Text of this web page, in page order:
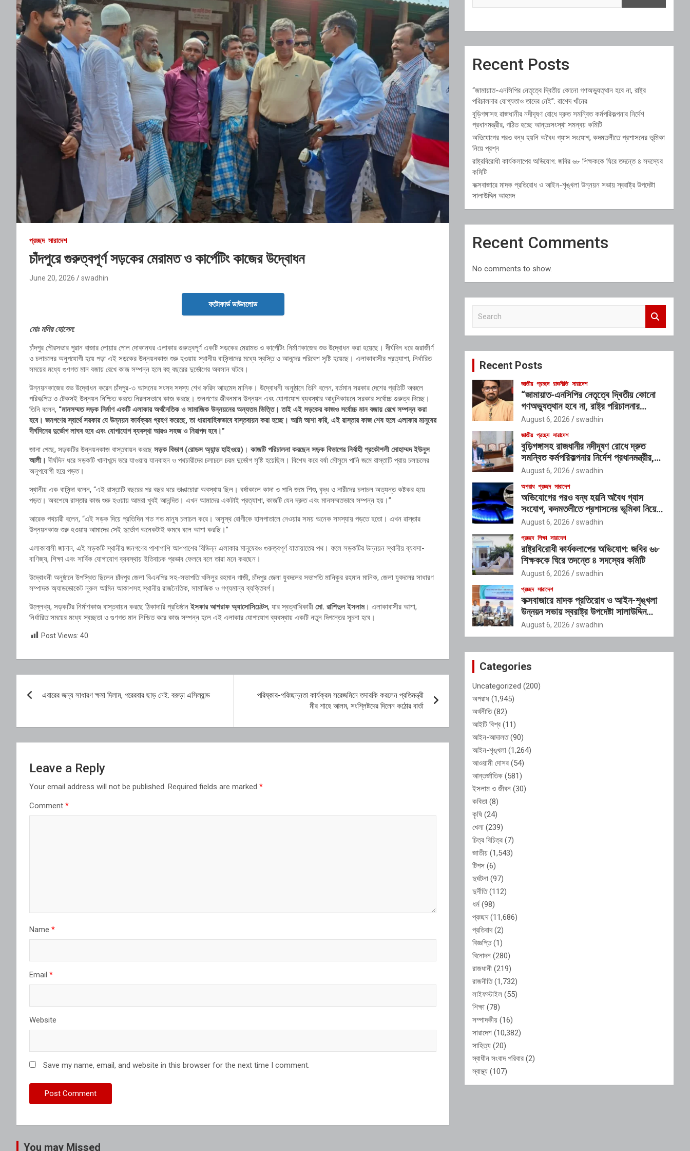
প্রচ্ছদ সারাদেশ
চাঁদপুরে গুরুত্বপূর্ণ সড়কের মেরামত ও কার্পেটিং কাজের উদ্বোধন
June 20, 2026 swadhin
ফটোকার্ড ডাউনলোড
মোঃ মনির হোসেন:
চাঁদপুর পৌরসভার পুরান বাজার লোয়ার পোল দোকানঘর এলাকার গুরুত্বপূর্ণ একটি সড়কের মেরামত ও কার্পেটিং নির্মাণকাজের শুভ উদ্বোধন করা হয়েছে। দীর্ঘদিন ধরে জরাজীর্ণ
ও চলাচলের অনুপযোগী হয়ে পড়া এই সড়কের উন্নয়নকাজ শুরু হওয়ায় স্থানীয় বাসিন্দাদের মধ্যে স্বস্তি ও আনন্দের পরিবেশ সৃষ্টি হয়েছে। এলাকাবাসীর প্রত্যাশা, নির্ধারিত
সময়ের মধ্যে গুণগত মান বজায় রেখে কাজ সম্পন্ন হলে বহু বছরের দুর্ভোগের অবসান ঘটবে।
উন্নয়নকাজের শুভ উদ্বোধন করেন চাঁদপুর-৩ আসনের সংসদ সদস্য শেখ ফরিদ আহমেদ মানিক। উদ্বোধনী অনুষ্ঠানে তিনি বলেন, বর্তমান সরকার দেশের প্রতিটি অঞ্চলে
পরিকল্পিত ও টেকসই উন্নয়ন নিশ্চিত করতে নিরলসভাবে কাজ করছে। জনগণের জীবনমান উন্নয়ন এবং যোগাযোগ ব্যবস্থার আধুনিকায়নে সরকার সর্বোচ্চ গুরুত্ব দিচ্ছে।
তিনি বলেন, “মানসম্মত সড়ক নির্মাণ একটি এলাকার অর্থনৈতিক ও সামাজিক উন্নয়নের অন্যতম ভিত্তি। তাই এই সড়কের কাজও সর্বোচ্চ মান বজায় রেখে সম্পন্ন করা
হবে। জনগণের স্বার্থে সরকার যে উন্নয়ন কার্যক্রম গ্রহণ করেছে, তা ধারাবাহিকভাবে বাস্তবায়ন করা হচ্ছে। আমি আশা করি, এই রাস্তার কাজ শেষ হলে এলাকার মানুষের
দীর্ঘদিনের দুর্ভোগ লাঘব হবে এবং যোগাযোগ ব্যবস্থা আরও সহজ ও নিরাপদ হবে।”
জানা গেছে, সড়কটির উন্নয়নকাজ বাস্তবায়ন করছে সড়ক বিভাগ (রোডস অ্যান্ড হাইওয়ে) । কাজটি পরিচালনা করছেন সড়ক বিভাগের নির্বাহী প্রকৌশলী মোহাম্মদ ইউনুস
আলী। দীর্ঘদিন ধরে সড়কটি খানাখন্দে ভরে যাওয়ায় যানবাহন ও পথচারীদের চলাচলে চরম দুর্ভোগ সৃষ্টি হয়েছিল। বিশেষ করে বর্ষা মৌসুমে পানি জমে রাস্তাটি প্রায় চলাচলের
অনুপযোগী হয়ে পড়ত।
স্থানীয় এক বাসিন্দা বলেন, “এই রাস্তাটি বছরের পর বছর ধরে ভাঙাচোরা অবস্থায় ছিল। বর্ষাকালে কাদা ও পানি জমে শিশু, বৃদ্ধ ও নারীদের চলাচল অত্যন্ত কষ্টকর হয়ে
পড়ত। অবশেষে রাস্তার কাজ শুরু হওয়ায় আমরা খুবই আনন্দিত। এখন আমাদের একটাই প্রত্যাশা, কাজটি যেন দ্রুত এবং মানসম্মতভাবে সম্পন্ন হয়।”
আরেক পথচারী বলেন, “এই সড়ক দিয়ে প্রতিদিন শত শত মানুষ চলাচল করে। অসুস্থ রোগীকে হাসপাতালে নেওয়ার সময় অনেক সমস্যায় পড়তে হতো। এখন রাস্তার
উন্নয়নকাজ শুরু হওয়ায় আমাদের সেই দুর্ভোগ অনেকটাই কমবে বলে আশা করছি।”
এলাকাবাসী জানান, এই সড়কটি স্থানীয় জনগণের পাশাপাশি আশপাশের বিভিন্ন এলাকার মানুষেরও গুরুত্বপূর্ণ যাতায়াতের পথ। ফলে সড়কটির উন্নয়ন স্থানীয় ব্যবসা-
বাণিজ্য, শিক্ষা এবং সার্বিক যোগাযোগ ব্যবস্থায় ইতিবাচক প্রভাব ফেলবে বলে তারা মনে করছেন।
উদ্বোধনী অনুষ্ঠানে উপস্থিত ছিলেন চাঁদপুর জেলা বিএনপির সহ-সভাপতি খলিলুর রহমান গাজী, চাঁদপুর জেলা যুবদলের সভাপতি মানিকুর রহমান মানিক, জেলা যুবদলের সাধারণ
সম্পাদক অ্যাডভোকেট নুরুল আমিন আকাশসহ স্থানীয় রাজনৈতিক, সামাজিক ও গণ্যমান্য ব্যক্তিবর্গ।
উল্লেখ্য, সড়কটির নির্মাণকাজ বাস্তবায়ন করছে ঠিকাদারি প্রতিষ্ঠানইসফার আশরাফ অ্যাসোসিয়েটস, যার স্বত্বাধিকারী মো. রাশিদুল ইসলাম। এলাকাবাসীর আশা,
নির্ধারিত সময়ের মধ্যে স্বচ্ছতা ও গুণগত মান নিশ্চিত করে কাজ সম্পন্ন হলে এই এলাকার যোগাযোগ ব্যবস্থায় একটি নতুন দিগন্তের সূচনা হবে।
Post Views: 40
navigation
এবারের জন্য সাধারণ ক্ষমা দিলাম, পরেরবার ছাড় নেই: বরুড়া এসিল্যান্ড
পরিষ্কার-পরিচ্ছন্নতা কার্যক্রম সরেজমিনে তদারকি করলেন প্রতিমন্ত্রী
মীর শাহে আলম, সংশ্লিষ্টদের দিলেন কঠোর বার্তা
Leave a Reply
Your email address will not be published. Required fields are marked *
Comment *
Name *
Email *
Website
Save my name, email, and website in this browser for the next time I comment.
Recent Posts
“জামায়াত-এনসিপির নেতৃত্বে দ্বিতীয় কোনো গণঅভ্যুত্থান হবে না, রাষ্ট্র
পরিচালনার যোগ্যতাও তাদের নেই”: রাশেদ খাঁনের
বুড়িগঙ্গাসহ রাজধানীর নদীদূষণ রোধে দ্রুত সমন্বিত কর্মপরিকল্পনার নির্দেশ
প্রধানমন্ত্রীর, গঠিত হচ্ছে আন্তঃসংস্থা সমন্বয় কমিটি
অভিযোগের পরও বন্ধ হয়নি অবৈধ গ্যাস সংযোগ, কদমতলীতে প্রশাসনের ভূমিকা
নিয়ে প্রশ্ন
রাষ্ট্রবিরোধী কার্যকলাপের অভিযোগ: জবির ৬৮ শিক্ষককে ঘিরে তদন্তে ৪ সদস্যের
কমিটি
কক্সবাজারে মাদক প্রতিরোধ ও আইন-শৃঙ্খলা উন্নয়ন সভায় স্বরাষ্ট্র উপদেষ্টা
সালাউদ্দিন আহমদ
Recent Comments
No comments to show.
c
Recent Posts
জাতীয় প্রচ্ছদ রাজনীতি সারাদেশ
“জামায়াত-এনসিপির নেতৃত্বে দ্বিতীয় কোনো
গণঅভ্যুত্থান হবে না, রাষ্ট্র পরিচালনার
যোগ্যতাও তাদের নেই”: রাশেদ খাঁনের
August 6, 2026 swadhin
জাতীয় প্রচ্ছদ সারাদেশ
বুড়িগঙ্গাসহ রাজধানীর নদীদূষণ রোধে দ্রুত
সমন্বিত কর্মপরিকল্পনার নির্দেশ প্রধানমন্ত্রীর,
গঠিত হচ্ছে আন্তঃসংস্থা সমন্বয় কমিটি
August 6, 2026 swadhin
অপরাধ প্রচ্ছদ সারাদেশ
অভিযোগের পরও বন্ধ হয়নি অবৈধ গ্যাস
সংযোগ, কদমতলীতে প্রশাসনের ভূমিকা নিয়ে
প্রশ্ন
August 6, 2026 swadhin
প্রচ্ছদ শিক্ষা সারাদেশ
রাষ্ট্রবিরোধী কার্যকলাপের অভিযোগ: জবির ৬৮
শিক্ষককে ঘিরে তদন্তে ৪ সদস্যের কমিটি
August 6, 2026 swadhin
প্রচ্ছদ সারাদেশ
কক্সবাজারে মাদক প্রতিরোধ ও আইন-শৃঙ্খলা
উন্নয়ন সভায় স্বরাষ্ট্র উপদেষ্টা সালাউদ্দিন
আহমদ
August 6, 2026 swadhin
Categories
Uncategorized (200)
অপরাধ (1,945)
অর্থনীতি(82)
আইটি বিশ্ব (11)
আইন-আদালত(90)
আইন-শৃঙ্খলা (1,264)
আওয়ামী দোসর (54)
আন্তর্জাতিক (581)
ইসলাম ও জীবন (30)
কবিতা (8)
কৃষি (24)
খেলা (239)
চিত্র বিচিত্র (7)
জাতীয় (1,543)
টিপস (6)
দুর্ঘটনা (97)
দুর্নীতি(112)
ধর্ম(98)
প্রচ্ছদ(11,686)
প্রতিবাদ(2)
বিজ্ঞপ্তি(1)
বিনোদন (280)
রাজধানী (219)
রাজনীতি(1,732)
লাইফস্টাইল (55)
শিক্ষা (78)
সম্পাদকীয় (16)
সারাদেশ (10,382)
সাহিত্য (20)
স্বাধীন সংবাদ পরিবার (2)
স্বাস্থ্য (107)
You may Missed